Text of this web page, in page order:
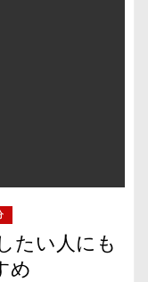
たい人にも
め